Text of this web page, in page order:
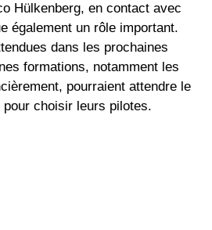
Hülkenberg, en contact avec
également un rôle important.
dans les prochaines
formations, notamment les
pourraient attendre le
pour choisir leurs pilotes.